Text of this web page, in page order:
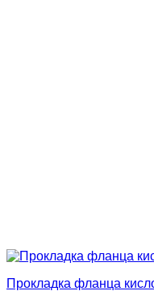
Прокладка фланца